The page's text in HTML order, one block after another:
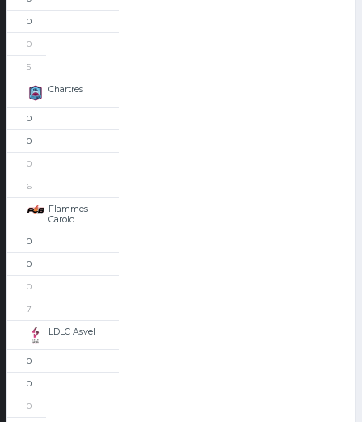
0
0
5
Chartres
0
0
0
6
Flammes
Carolo
0
0
0
7
LDLC Asvel
0
0
0